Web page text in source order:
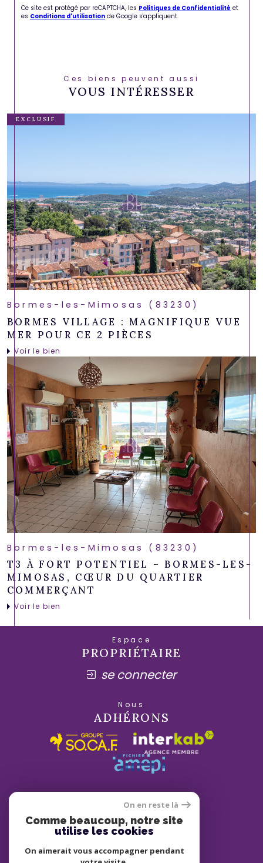
Ce site est protégé par reCAPTCHA, les Politiques de Confidentialité et
es Conditions d'utilisation de Google s'appliquent.
Ces biens peuvent aussi
VOUS INTÉRESSER
EXCLUSIF
Bormes-les-Mimosas (83230)
BORMES VILLAGE : MAGNIFIQUE VUE
MER POUR CE 2 PIÈCES
Voir le bien
Bormes-les-Mimosas (83230)
T3 À FORT POTENTIEL – BORMES-LES-
MIMOSAS, CŒUR DU QUARTIER
COMMERÇANT
Voir le bien
Espace
PROPRIÉTAIRE
se connecter
Nous
ADHÉRONS
On en reste là
Comme beaucoup, notre site
utilise les cookies
On aimerait vous accompagner pendant